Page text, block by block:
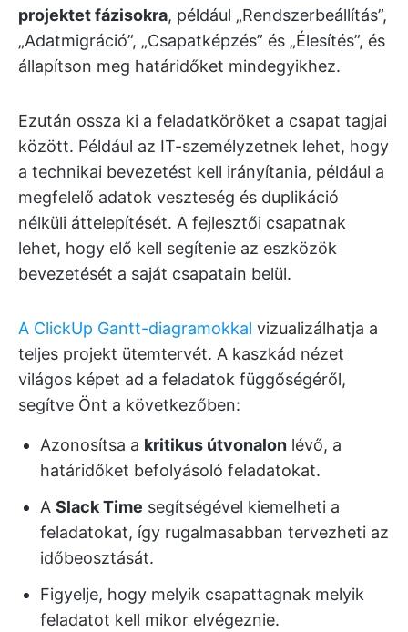
projektet fázisokra, például „Rendszerbeállítás”,
„Adatmigráció”, „Csapatképzés” és „Élesítés”, és
állapítson meg határidőket mindegyikhez.
Ezután ossza ki a feladatköröket a csapat tagjai
között. Például az IT-személyzetnek lehet, hogy
a technikai bevezetést kell irányítania, például a
megfelelő adatok veszteség és duplikáció
nélküli áttelepítését. A fejlesztői csapatnak
lehet, hogy elő kell segítenie az eszközök
bevezetését a saját csapatain belül.
A ClickUp Gantt-diagramokkal vizualizálhatja a
teljes projekt ütemtervét. A kaszkád nézet
világos képet ad a feladatok függőségéről,
segítve Önt a következőben:
Azonosítsa a kritikus útvonalon lévő, a
határidőket befolyásoló feladatokat.
A Slack Time segítségével kiemelheti a
feladatokat, így rugalmasabban tervezheti az
időbeosztását.
Figyelje, hogy melyik csapattagnak melyik
feladatot kell mikor elvégeznie.